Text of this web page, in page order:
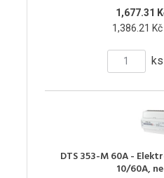
1,677.31
1,386.21
ks
DTS 353-M 60A -
10/60A,